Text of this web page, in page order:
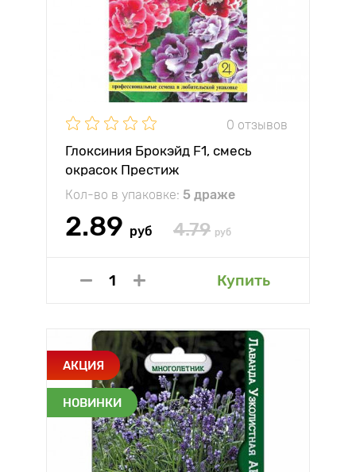
0 отзывов
Глоксиния Брокэйд F1, смесь
окрасок Престиж
Кол-во в упаковке: 5 драже
2.89 руб 4.79 руб
Купить
АКЦИЯ
НОВИНКИ